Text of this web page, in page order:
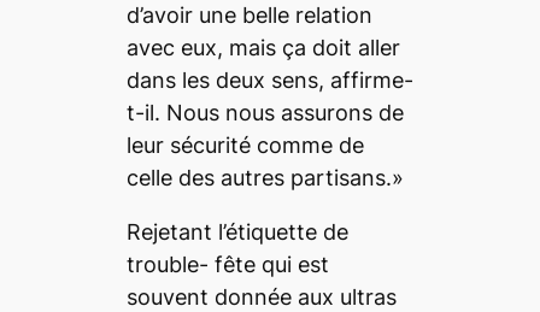
d’avoir une belle relation
avec eux, mais ça doit aller
dans les deux sens, affirme-
t-il. Nous nous assurons de
leur sécurité comme de
celle des autres partisans.»
Rejetant l’étiquette de
trouble- fête qui est
souvent donnée aux ultras